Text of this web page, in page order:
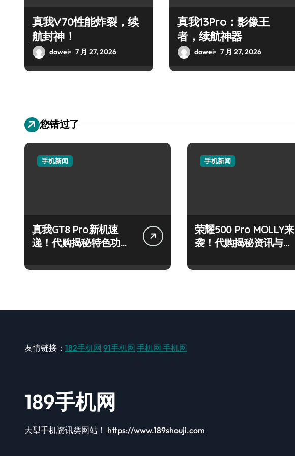
真我V70性能炸裂，续
航封神！
dawei 7 月 27, 2026
真我13Pro：影像王
者，续航神器
dawei 7 月 27, 2026
您错过了
手机新闻
真我GT8 Pro新机速
递！代购揭秘特色功
手机新闻
荣耀500 Pro MOLLY来
袭！代购揭秘资讯与超
友情链接： 182手机网 91手机网 手机网 手机网
189手机网
大型手机资讯类网站！ https://www.189shouji.com